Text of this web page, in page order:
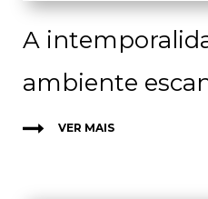
A
ambiente
VER MAIS